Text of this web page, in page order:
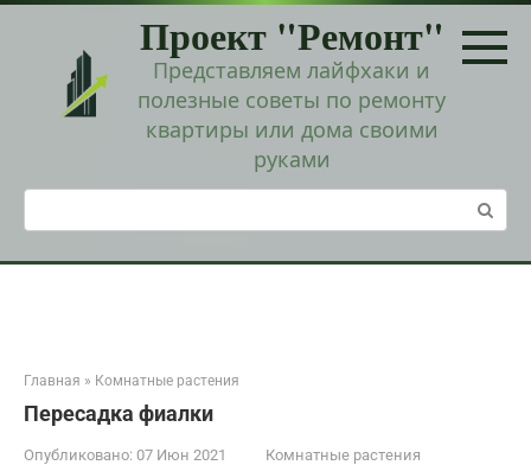
Перейти
Проект "Ремонт"
Представляем лайфхаки и
полезные советы по ремонту
квартиры или дома своими
руками
Поиск:
Главная » Комнатные растения
Пересадка фиалки
Опубликовано: 07 Июн 2021
Комнатные растения